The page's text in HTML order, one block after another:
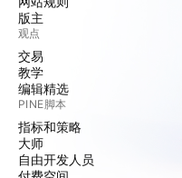
版主
观点
交易
教学
编辑精选
PINE脚本
指标和策略
大师
自由开发人员